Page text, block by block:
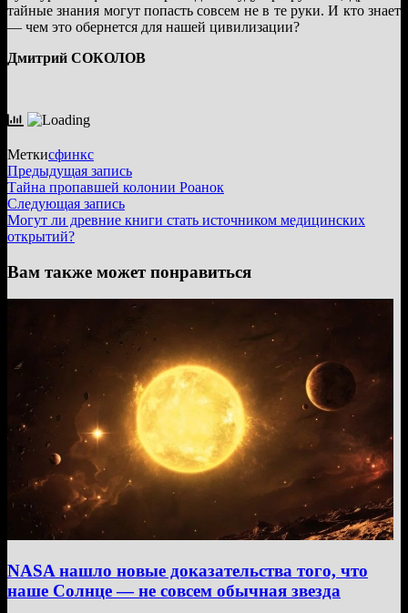
тайные знания могут попасть совсем не в те руки. И кто знает
— чем это обернется для нашей цивилизации?
Дмитрий СОКОЛОВ
Меткисфинкс
Навигация
по
записям
Предыдущая записьПредыдущая
запись:
Тайна пропавшей колонии Роанок
Следующая записьСледующая
запись:
Могут ли древние книги стать источником медицинских
открытий?
Вам также может понравиться
NASA нашло новые доказательства того, что
наше Солнце — не совсем обычная звезда